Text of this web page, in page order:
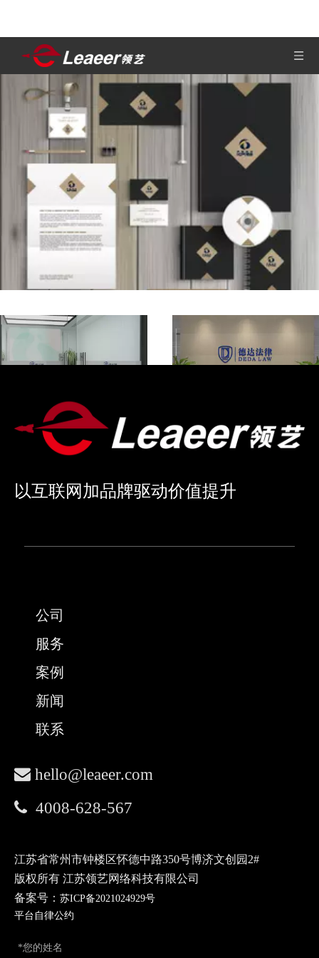
以互联网加品牌驱动价值提升
公司
服务
案例
新闻
联系
 hello@leaeer.com
 4008-628-567
江苏省常州市钟楼区怀德中路350号博济文创园2#
版权所有 江苏领艺网络科技有限公司
备案号： 苏ICP备2021024929号
平台自律公约